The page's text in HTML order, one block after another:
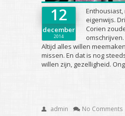
12
december
2014
eigenwijs.
Corien
omschrijven.
Altijd alles willen
missen. En dat is nog
willen zijn, gezelligheid.
admin No Comments